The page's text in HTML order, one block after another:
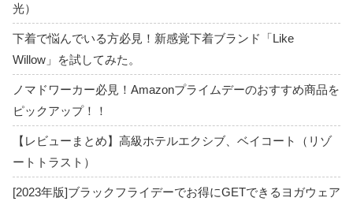
光）
下着で悩んでいる方必見！新感覚下着ブランド「Like
Willow」を試してみた。
ノマドワーカー必見！Amazonプライムデーのおすすめ商品を
ピックアップ！！
【レビューまとめ】高級ホテルエクシブ、ベイコート（リゾ
ートトラスト）
[2023年版]ブラックフライデーでお得にGETできるヨガウェア